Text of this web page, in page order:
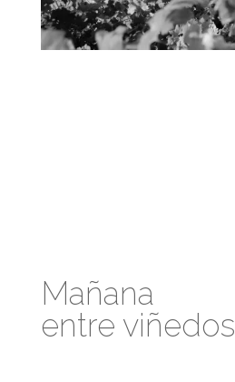
Mañana
entre viñedos